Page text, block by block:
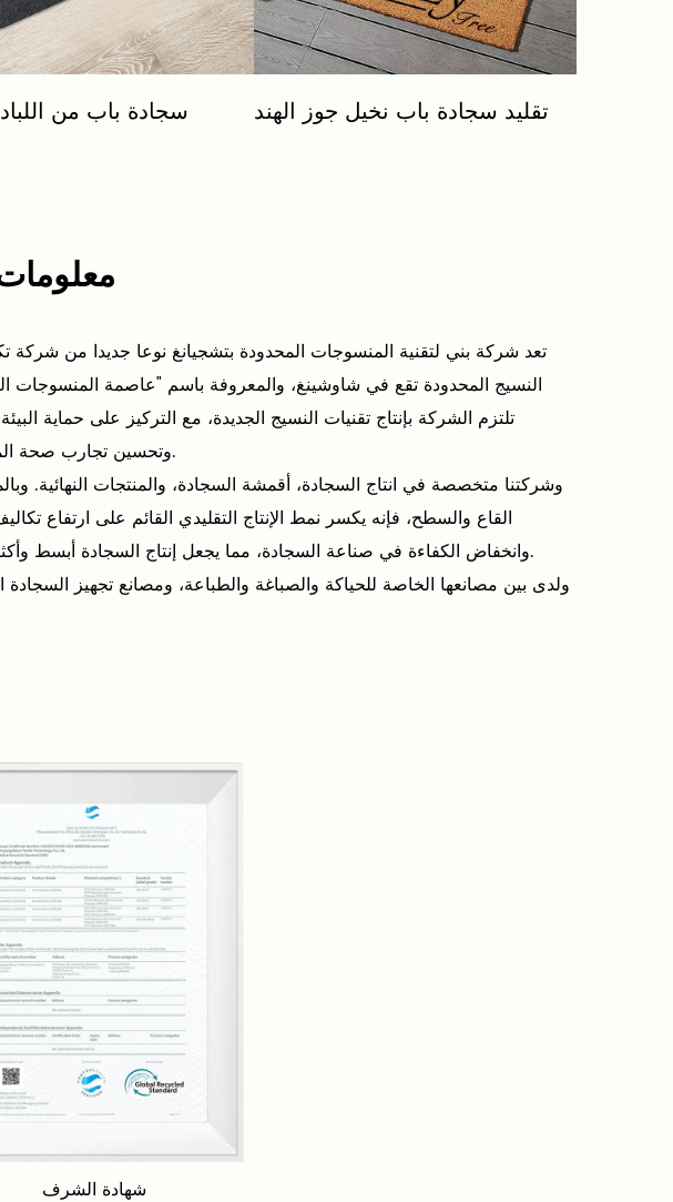
سجادة باب من تقليد سجادة باب نخيل جوز الهند
تعد شركة بني لتقنية المنسوجات المحدودة بتشجيانغ نوعا جديدا من شركة
النسيج المحدودة تقع في شاوشينغ، والمعروفة باسم "عاصمة المنسوجات
تلتزم الشركة بإنتاج تقنيات النسيج الجديدة، مع التركيز على حماية البيئة
وتحسين تجارب صحة المستهلك.
وشركتنا متخصصة في انتاج السجادة، أقمشة السجادة، والمنتجات النهائية.
القاع والسطح، فإنه يكسر نمط الإنتاج التقليدي القائم على ارتفاع
وانخفاض الكفاءة في صناعة السجادة، مما يجعل إنتاج السجادة أبسط وأكثر كفاءة.
ولدى بين مصانعها الخاصة للحياكة والصباغة والطباعة، ومصانع تجهيز السجادة
جديدة للسجاد كل ثلاثة أشهر استنادا إلى اتجاهات السوق ويمكننا أيضا
الجودة وخدمة عملاء ممتازة، وهدفنا أن نصبح مصنعا رائدا للسجاد والسجاد
وحتى عالميا.
شهادة الشرف